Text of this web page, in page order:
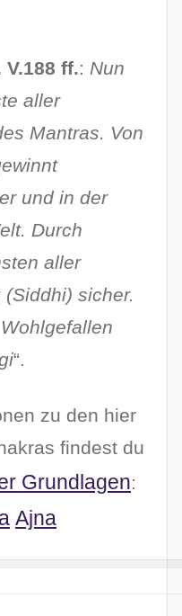
ff.: Nun
aller
Mantras. Von
und in der
Durch
aller
sicher.
“.
zu den hier
findest du
Grundlagen:
Ajna